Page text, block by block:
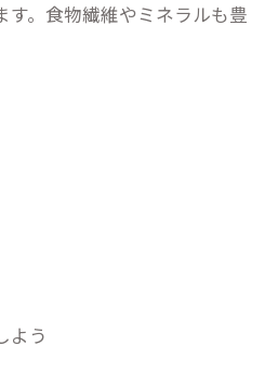
す。食物繊維やミネラルも豊
よう